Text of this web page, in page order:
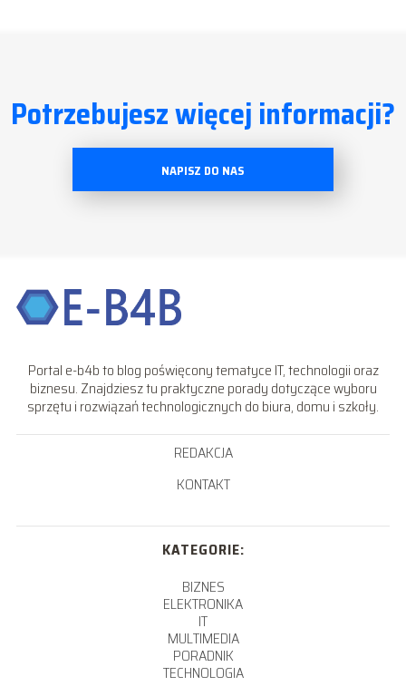
Potrzebujesz więcej informacji?
NAPISZ DO NAS
Portal e-b4b to blog poświęcony tematyce IT, technologii oraz
biznesu. Znajdziesz tu praktyczne porady dotyczące wyboru
sprzętu i rozwiązań technologicznych do biura, domu i szkoły.
REDAKCJA
KONTAKT
KATEGORIE:
BIZNES
ELEKTRONIKA
IT
MULTIMEDIA
PORADNIK
TECHNOLOGIA